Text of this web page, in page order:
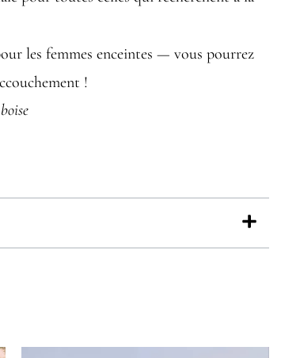
les femmes enceintes — vous pourrez
!